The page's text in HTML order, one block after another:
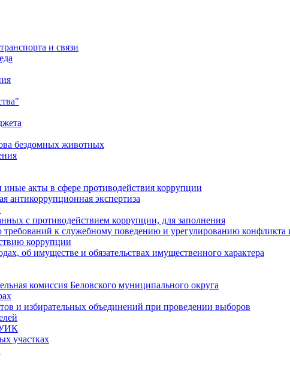
и связи
бездомных животных
акты в сфере противодействия коррупции
антикоррупционная экспертиза
с противодействием коррупции, для заполнения
к служебному поведению и урегулированию конфликта
коррупции
об имуществе и обязательствах имущественного характера
комиссия Беловского муниципального округа
и избирательных объединений при проведении выборов
УИК
участках